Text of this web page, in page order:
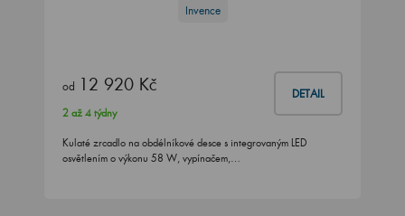
Invence
od 12 920 Kč DETAIL
2 až 4 týdny
Kulaté zrcadlo na obdélníkové desce s integrovaným LED
osvětlením o výkonu 58 W, vypínačem,…